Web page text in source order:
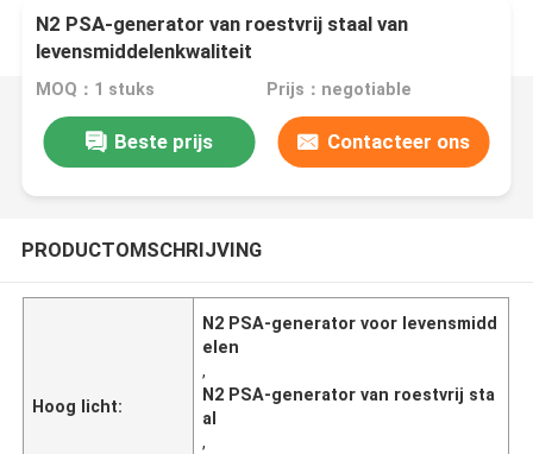
N2 PSA-generator van roestvrij staal van
levensmiddelenkwaliteit
MOQ：1 stuks Prijs：negotiable
Beste prijs Contacteer ons
PRODUCTOMSCHRIJVING
Hoog licht:
N2 PSA-generator voor levensmidd
elen
,
N2 PSA-generator van roestvrij sta
al
,